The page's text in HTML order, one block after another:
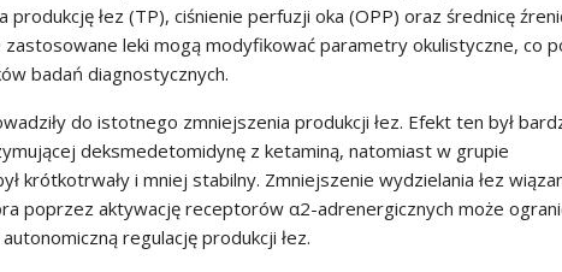
łez (TP), ciśnienie perfuzji oka (OPP) oraz średnicę
zastosowane leki mogą modyfikować parametry okulistyczne, co
badań diagnostycznych.
do istotnego zmniejszenia produkcji łez. Efekt ten był
deksmedetomidynę z ketaminą, natomiast w grupie
krótkotrwały i mniej stabilny. Zmniejszenie wydzielania łez
poprzez aktywację receptorów α2-adrenergicznych może
regulację produkcji łez.